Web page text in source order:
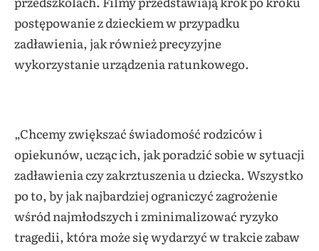
postępowanie z dzieckiem w przypadku
zadławienia, jak również precyzyjne
wykorzystanie urządzenia ratunkowego.
„Chcemy zwiększać świadomość rodziców i
opiekunów, ucząc ich, jak poradzić sobie w sytuacji
zadławienia czy zakrztuszenia u dziecka. Wszystko
po to, by jak najbardziej ograniczyć zagrożenie
wśród najmłodszych i zminimalizować ryzyko
tragedii, która może się wydarzyć w trakcie zabaw